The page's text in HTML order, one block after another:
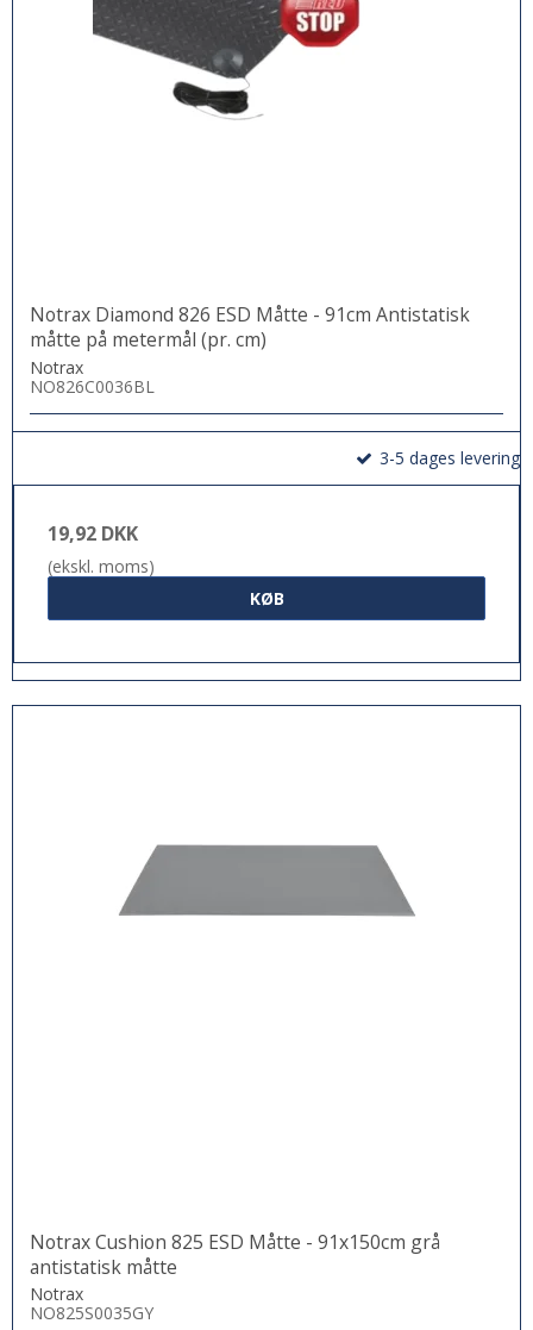
Notrax Diamond 826 ESD Måtte - 91cm Antistatisk
måtte på metermål (pr. cm)
Notrax
NO826C0036BL
3-5 dages levering
19,92 DKK
(ekskl. moms)
KØB
Notrax Cushion 825 ESD Måtte - 91x150cm grå
antistatisk måtte
Notrax
NO825S0035GY